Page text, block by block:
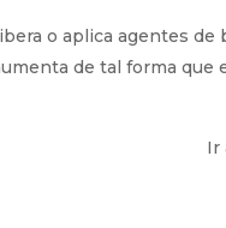
o aplica agentes
de tal forma
Ir